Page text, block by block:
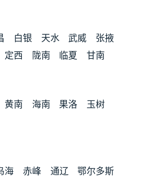
白银 天水 武威
张掖
定西 陇南 临夏
甘南
黄南 海南 果洛
玉树
海 赤峰 通辽
鄂尔多斯